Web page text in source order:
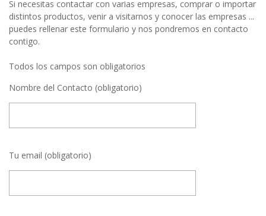
Si necesitas contactar con varias empresas, comprar o importar
distintos productos, venir a visitarnos y conocer las empresas ...
puedes rellenar este formulario y nos pondremos en contacto
contigo.
Todos los campos son obligatorios
Nombre del Contacto (obligatorio)
Tu email (obligatorio)